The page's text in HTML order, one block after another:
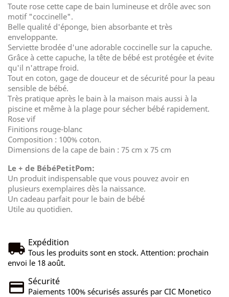
Toute rose cette cape de bain lumineuse et drôle avec son
motif "coccinelle".
Belle qualité d'éponge, bien absorbante et très
enveloppante.
Serviette brodée d'une adorable coccinelle sur la capuche.
Grâce à cette capuche, la tête de bébé est protégée et évite
qu'il n'attrape froid.
Tout en coton, gage de douceur et de sécurité pour la peau
sensible de bébé.
Très pratique après le bain à la maison mais aussi à la
piscine et même à la plage pour sécher bébé rapidement.
Rose vif
Finitions rouge-blanc
Composition : 100% coton.
Dimensions de la cape de bain : 75 cm x 75 cm
Le + de BébéPetitPom:
Un produit indispensable que vous pouvez avoir en
plusieurs exemplaires dès la naissance.
Un cadeau parfait pour le bain de bébé
Utile au quotidien.
Expédition
Tous les produits sont en stock. Attention: prochain
envoi le 18 août.
Sécurité
Paiements 100% sécurisés assurés par CIC Monetico